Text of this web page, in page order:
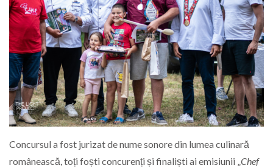
Concursul a fost jurizat de nume sonore din lumea culinară
românească, toți foști concurenți și finaliști ai emisiunii „ Chef